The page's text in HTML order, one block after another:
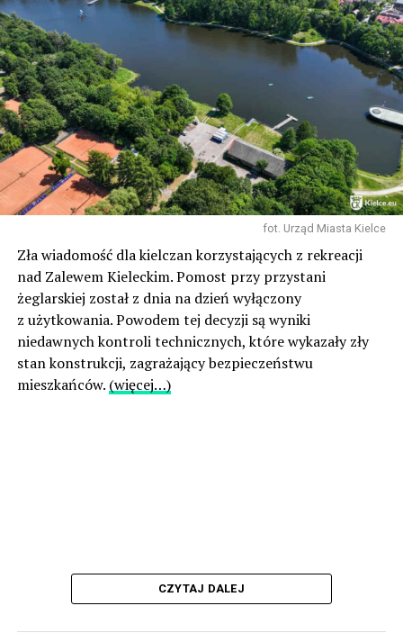
fot. Urząd Miasta Kielce
Zła wiadomość dla kielczan korzystających z rekreacji
nad Zalewem Kieleckim. Pomost przy przystani
żeglarskiej został z dnia na dzień wyłączony
z użytkowania. Powodem tej decyzji są wyniki
niedawnych kontroli technicznych, które wykazały zły
stan konstrukcji, zagrażający bezpieczeństwu
mieszkańców. (więcej…)
CZYTAJ DALEJ